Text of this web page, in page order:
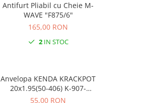
Antifurt Pliabil cu Cheie M-
WAVE "F875/6"
165,00 RON
2IN STOC
Anvelopa KENDA KRACKPOT
20x1.95(50-406) K-907-
Portocaliu
55,00 RON